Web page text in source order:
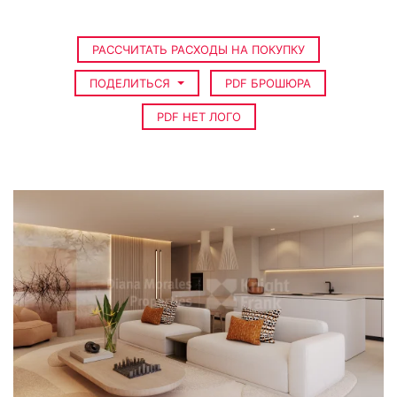
РАССЧИТАТЬ РАСХОДЫ НА ПОКУПКУ
ПОДЕЛИТЬСЯ PDF БРОШЮРА
PDF НЕТ ЛОГО